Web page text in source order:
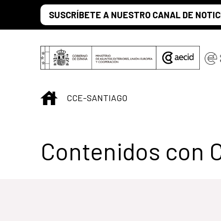
Saltar al contenido principal
SUSCRÍBETE A NUESTRO CANAL DE
INICIO
CCE-SANTIAGO
Centro Cultural
Contenidos con